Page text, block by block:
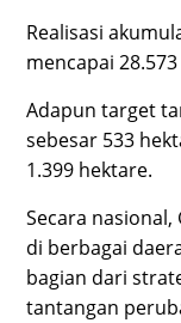
Realisasi
mencapai
Adapun target
sebesar 533
1.399 hektare.
Secara
di berbagai
bagian dari
tantangan